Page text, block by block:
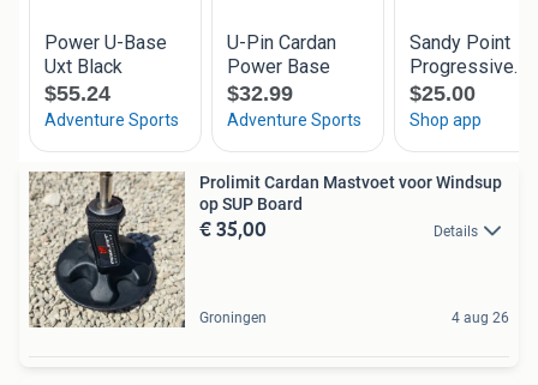
Prolimit Cardan Mastvoet voor Windsup
op SUP Board
€ 35,00 Details
Groningen 4 aug 26